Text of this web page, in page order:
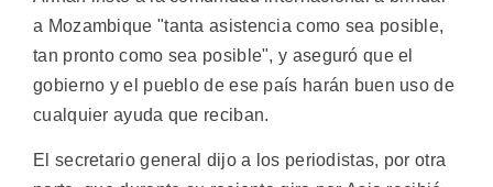
a Mozambique "tanta asistencia como sea posible,
tan pronto como sea posible", y aseguró que el
gobierno y el pueblo de ese país harán buen uso de
cualquier ayuda que reciban.
El secretario general dijo a los periodistas, por otra